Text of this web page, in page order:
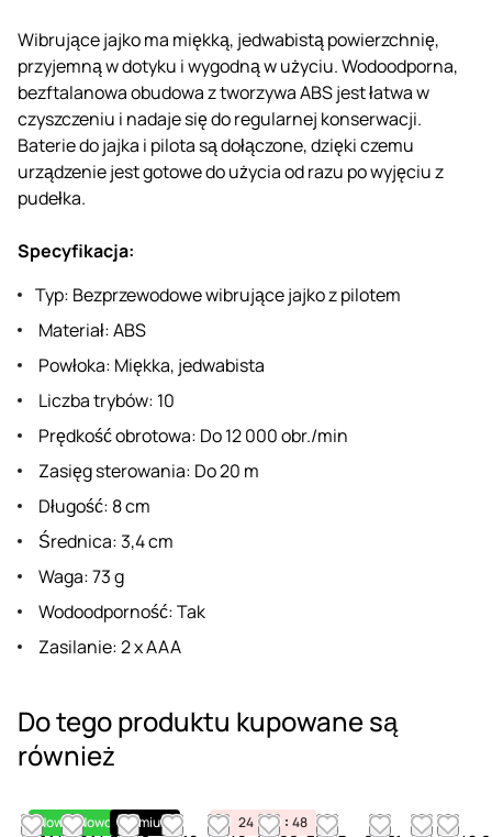
Wibrujące jajko ma miękką, jedwabistą powierzchnię,
przyjemną w dotyku i wygodną w użyciu. Wodoodporna,
bezftalanowa obudowa z tworzywa ABS jest łatwa w
czyszczeniu i nadaje się do regularnej konserwacji.
Baterie do jajka i pilota są dołączone, dzięki czemu
urządzenie jest gotowe do użycia od razu po wyjęciu z
pudełka.
Specyfikacja:
Typ: Bezprzewodowe wibrujące jajko z pilotem
Materiał: ABS
Powłoka: Miękka, jedwabista
Liczba trybów: 10
Prędkość obrotowa: Do 12 000 obr./min
Zasięg sterowania: Do 20 m
Długość: 8 cm
Średnica: 3,4 cm
Waga: 73 g
Wodoodporność: Tak
Zasilanie: 2 x AAA
Do tego produktu kupowane są
również
NowośćNowośćPremium 24 03 48